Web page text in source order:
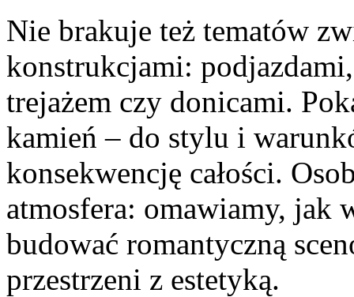
Nie brakuje też tematów
konstrukcjami:
trejażem czy donicami.
kamień – do stylu i
konsekwencję całości.
atmosfera: omawiamy, jak
budować romantyczną
przestrzeni z estetyką.